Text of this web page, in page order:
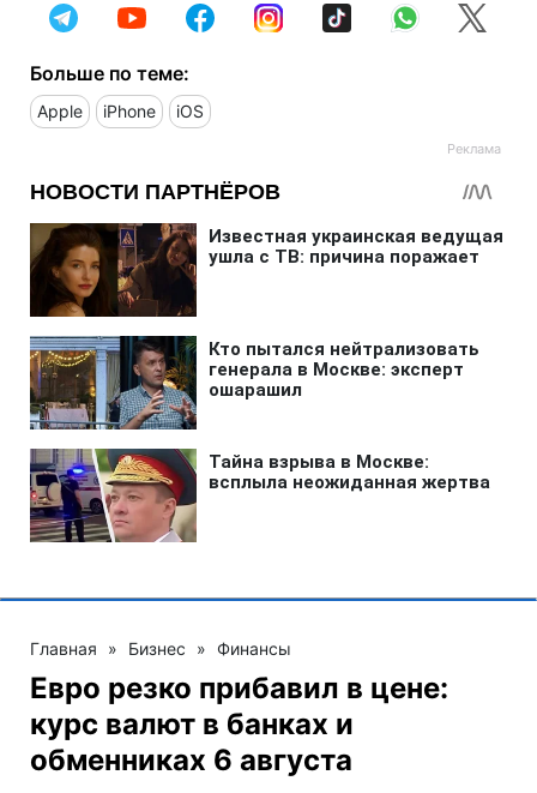
Больше по теме:
Apple iPhone iOS
Главная » Бизнес » Финансы
Евро резко прибавил в цене:
курс валют в банках и
обменниках 6 августа